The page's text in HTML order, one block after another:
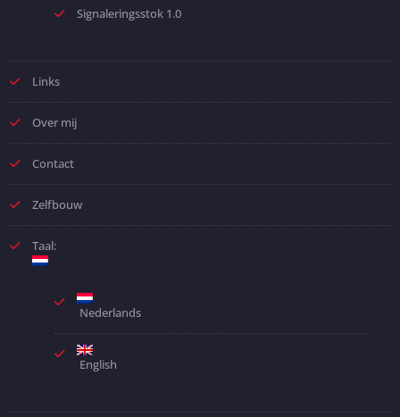
Signaleringsstok 1.0
Links
Over mij
Contact
Zelfbouw
Taal:
Nederlands
English